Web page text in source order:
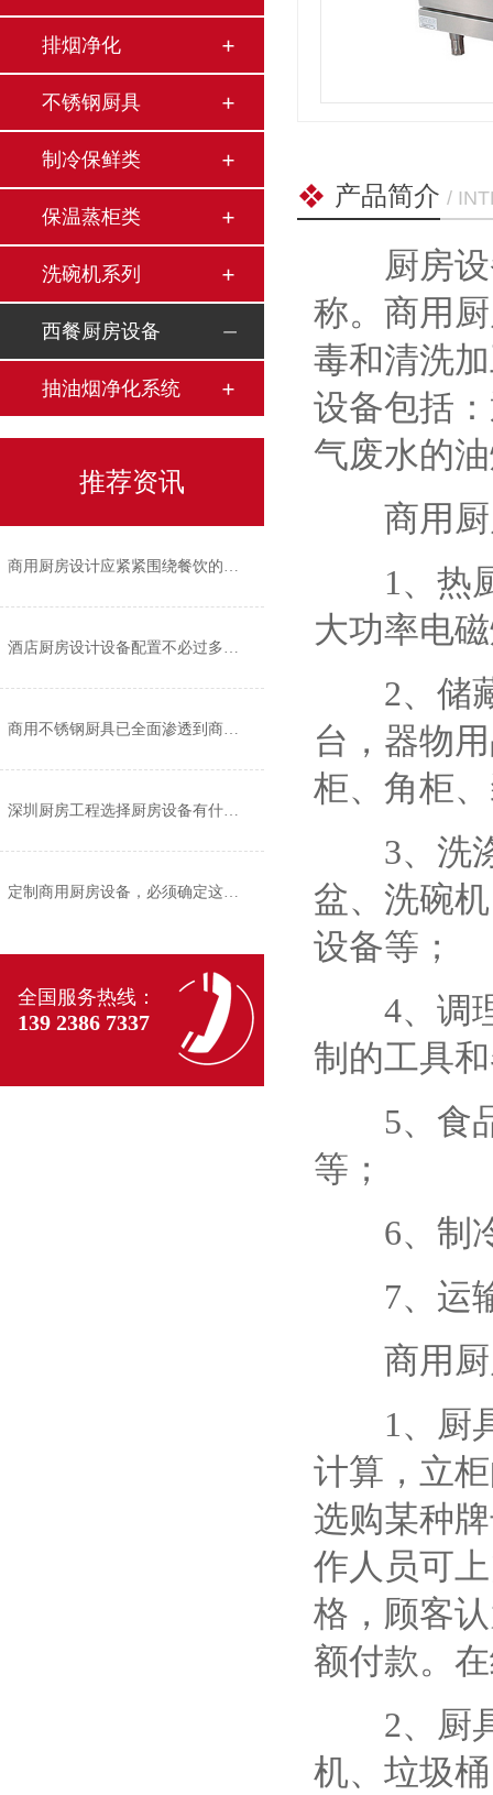
排烟净化
不锈钢厨具
制冷保鲜类
保温蒸柜类
洗碗机系列
西餐厨房设备
抽油烟净化系统
推荐资讯
商用厨房设计应紧紧围绕餐饮的经营风格
酒店厨房设计设备配置不必过多过繁
商用不锈钢厨具已全面渗透到商业厨房的各个角落
深圳厨房工程选择厨房设备有什么标准？
定制商用厨房设备，必须确定这四个方面
全国服务热线：
139 2386 7337
产品简介 /
厨房设备
称。商用
毒和清洗
设备包括
气废水的
商用厨
1、热厨
大功率电
2、储藏
台，器物
柜、角柜
3、洗涤
盆、洗碗
设备等；
4、调理
制的工具
5、食品
等；
6、制冷
7、运输
商用厨
1、厨具
计算，立
选购某种
作人员可
格，顾客
额付款。
2、厨具
机、垃圾